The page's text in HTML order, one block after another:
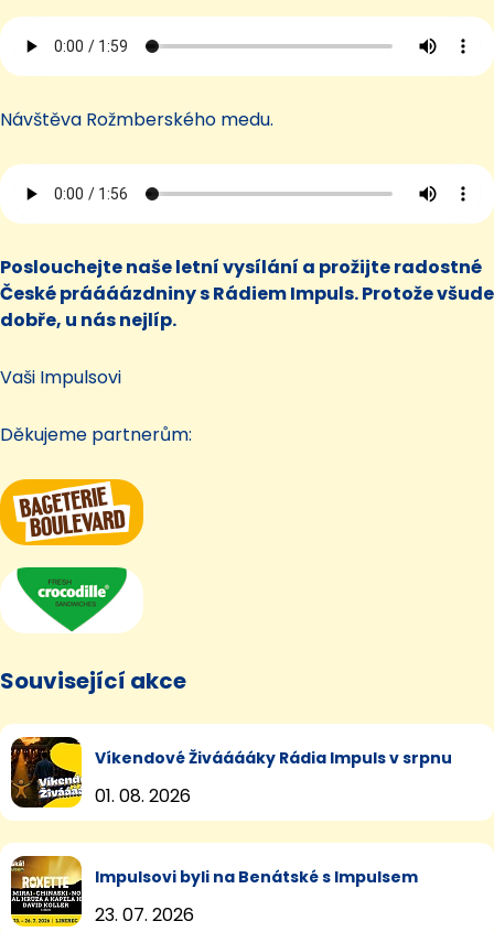
Návštěva Rožmberského medu.
Poslouchejte naše letní vysílání a prožijte radostné
České práááázdniny s Rádiem Impuls. Protože všude
dobře, u nás nejlíp.
Vaši Impulsovi
Děkujeme partnerům:
Související akce
Víkendové Živááááky Rádia Impuls v srpnu
01. 08. 2026
Impulsovi byli na Benátské s Impulsem
23. 07. 2026